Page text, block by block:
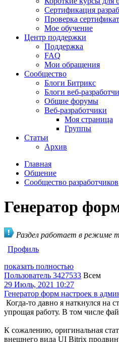
Сертификация
Проверка
Мое обучение
Центр поддержки
Поддержка
FAQ
Мои обращения
Сообщество
Блоги Битрикс
Блоги веб-
Общие форумы
Веб-разработчики
Моя страница
Группы
Статьи
Архив
Главная
Общение
Сообщество разработчиков
Генератор
Раздел работает в режиме
Профиль
показать полностью
Пользователь 3427533 Всем
29 Июль, 2021 10:27
Генератор форм настроек в
Когда-то давно я наткнулся на
упрощая работу. В том числе
К сожалению, оригинальная
внешнего вида UI Bitrix